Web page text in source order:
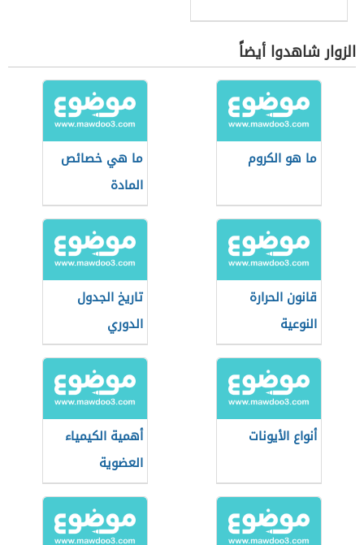
الزوار شاهدوا أيضاً
ما هو الكروم
ما هي خصائص
المادة
قانون الحرارة
النوعية
تاريخ الجدول
الدوري
أنواع الأيونات
أهمية الكيمياء
العضوية